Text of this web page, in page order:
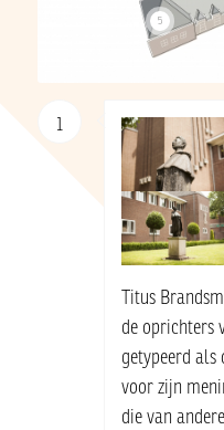
5
1
Titus
de oprichters
getypeerd als
voor zijn
die van